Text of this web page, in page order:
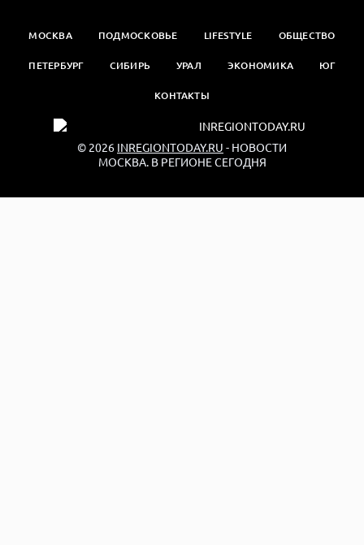
МОСКВА ПОДМОСКОВЬЕ LIFESTYLE ОБЩЕСТВО
ПЕТЕРБУРГ СИБИРЬ УРАЛ ЭКОНОМИКА ЮГ
КОНТАКТЫ
© 2026 INREGIONTODAY.RU - НОВОСТИ
МОСКВА. В РЕГИОНЕ СЕГОДНЯ